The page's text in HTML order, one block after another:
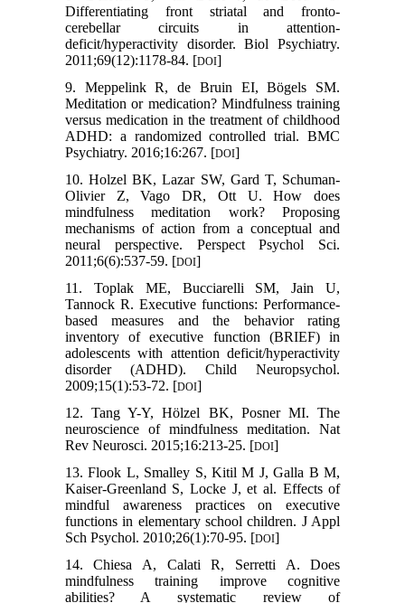
Differentiating front striatal and fronto-
cerebellar circuits in attention-
deficit/hyperactivity disorder. Biol Psychiatry.
2011;69(12):1178-84. [DOI]
9. Meppelink R, de Bruin EI, Bögels SM.
Meditation or medication? Mindfulness training
versus medication in the treatment of childhood
ADHD: a randomized controlled trial. BMC
Psychiatry. 2016;16:267. [DOI]
10. Holzel BK, Lazar SW, Gard T, Schuman-
Olivier Z, Vago DR, Ott U. How does
mindfulness meditation work? Proposing
mechanisms of action from a conceptual and
neural perspective. Perspect Psychol Sci.
2011;6(6):537-59. [DOI]
11. Toplak ME, Bucciarelli SM, Jain U,
Tannock R. Executive functions: Performance-
based measures and the behavior rating
inventory of executive function (BRIEF) in
adolescents with attention deficit/hyperactivity
disorder (ADHD). Child Neuropsychol.
2009;15(1):53-72. [DOI]
12. Tang Y-Y, Hölzel BK, Posner MI. The
neuroscience of mindfulness meditation. Nat
Rev Neurosci. 2015;16:213-25. [DOI]
13. Flook L, Smalley S, Kitil M J, Galla B M,
Kaiser-Greenland S, Locke J, et al. Effects of
mindful awareness practices on executive
functions in elementary school children. J Appl
Sch Psychol. 2010;26(1):70-95. [DOI]
14. Chiesa A, Calati R, Serretti A. Does
mindfulness training improve cognitive
abilities? A systematic review of